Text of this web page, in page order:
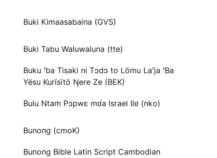
Buki Kimaasabaina (GVS)
Buki Tabu Waluwaluna (tte)
Buku ꞌba Tisaki ni Tɔdɔ to Lömu Laꞌja ꞌBa
Yësu Kurïsïtö Ŋere Ze (BEK)
Bulu Ntam Pɔpwɛ mʋ́a Israel Ɩlʋ (nko)
Bunong (cmoK)
Bunong Bible Latin Script Cambodian